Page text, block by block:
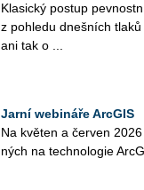
Kla­sic­ký po­stup
z po­hle­du dneš­ních
ani tak o ...
Jarní webináře ArcGIS
Na kvě­ten a čer­ven
ných na tech­no­lo­gie